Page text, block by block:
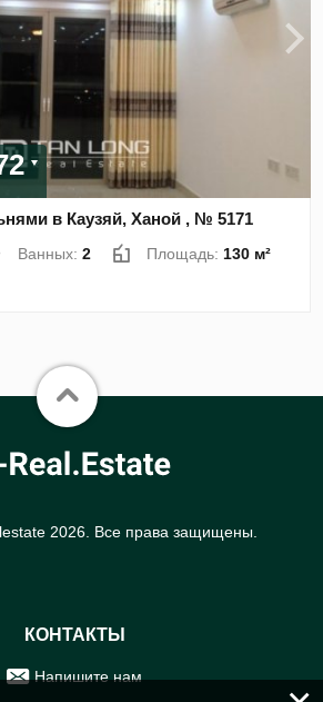
в Каузяй, Ханой , № 5171
Ванных:2 Площадь: 130 м²
2026. Все права защищены.
КОНТАКТЫ
Напишите нам